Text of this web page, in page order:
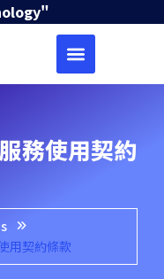
務使用契約
用契約條款